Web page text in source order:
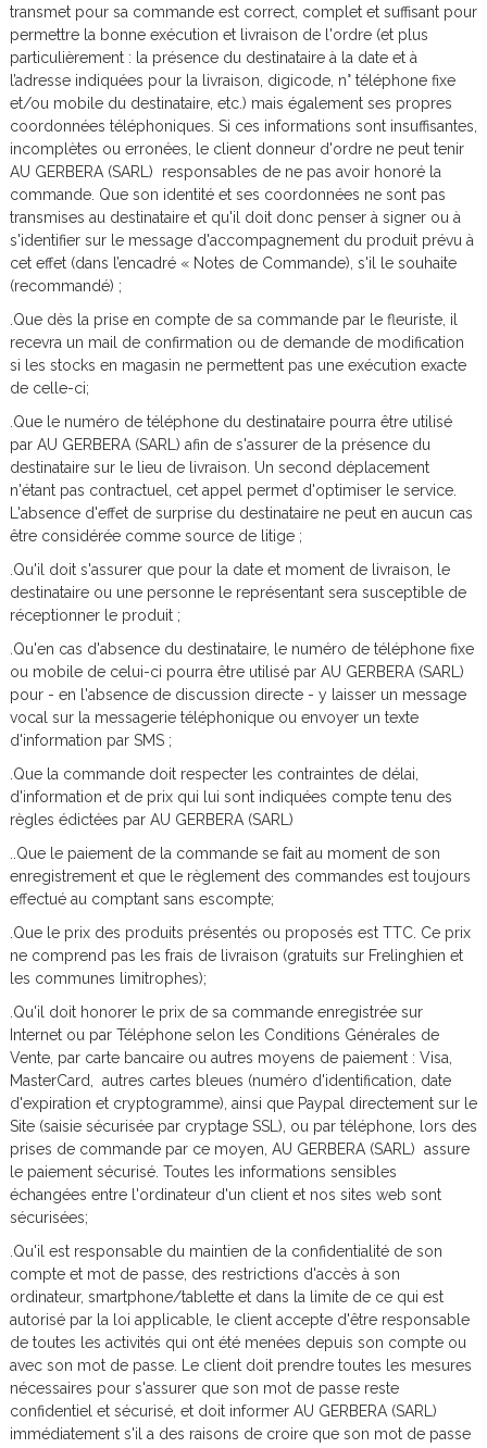
transmet pour sa commande est correct, complet et suffisant pour
permettre la bonne exécution et livraison de l'ordre (et plus
particulièrement : la présence du destinataire à la date et à
l’adresse indiquées pour la livraison, digicode, n° téléphone fixe
et/ou mobile du destinataire, etc.) mais également ses propres
coordonnées téléphoniques. Si ces informations sont insuffisantes,
incomplètes ou erronées, le client donneur d'ordre ne peut tenir
AU GERBERA (SARL) responsables de ne pas avoir honoré la
commande. Que son identité et ses coordonnées ne sont pas
transmises au destinataire et qu'il doit donc penser à signer ou à
s'identifier sur le message d'accompagnement du produit prévu à
cet effet (dans l’encadré « Notes de Commande), s'il le souhaite
(recommandé) ;
.Que dès la prise en compte de sa commande par le fleuriste, il
recevra un mail de confirmation ou de demande de modification
si les stocks en magasin ne permettent pas une exécution exacte
de celle-ci;
.Que le numéro de téléphone du destinataire pourra être utilisé
par AU GERBERA (SARL) afin de s'assurer de la présence du
destinataire sur le lieu de livraison. Un second déplacement
n'étant pas contractuel, cet appel permet d'optimiser le service.
L'absence d'effet de surprise du destinataire ne peut en aucun cas
être considérée comme source de litige ;
.Qu'il doit s'assurer que pour la date et moment de livraison, le
destinataire ou une personne le représentant sera susceptible de
réceptionner le produit ;
.Qu'en cas d'absence du destinataire, le numéro de téléphone fixe
ou mobile de celui-ci pourra être utilisé par AU GERBERA (SARL)
pour - en l'absence de discussion directe - y laisser un message
vocal sur la messagerie téléphonique ou envoyer un texte
d'information par SMS ;
.Que la commande doit respecter les contraintes de délai,
d'information et de prix qui lui sont indiquées compte tenu des
règles édictées par AU GERBERA (SARL)
..Que le paiement de la commande se fait au moment de son
enregistrement et que le règlement des commandes est toujours
effectué au comptant sans escompte;
.Que le prix des produits présentés ou proposés est TTC. Ce prix
ne comprend pas les frais de livraison (gratuits sur Frelinghien et
les communes limitrophes);
.Qu'il doit honorer le prix de sa commande enregistrée sur
Internet ou par Téléphone selon les Conditions Générales de
Vente, par carte bancaire ou autres moyens de paiement : Visa,
MasterCard, autres cartes bleues (numéro d'identification, date
d'expiration et cryptogramme), ainsi que Paypal directement sur le
Site (saisie sécurisée par cryptage SSL), ou par téléphone, lors des
prises de commande par ce moyen, AU GERBERA (SARL) assure
le paiement sécurisé. Toutes les informations sensibles
échangées entre l'ordinateur d'un client et nos sites web sont
sécurisées;
.Qu'il est responsable du maintien de la confidentialité de son
compte et mot de passe, des restrictions d'accès à son
ordinateur, smartphone/tablette et dans la limite de ce qui est
autorisé par la loi applicable, le client accepte d'être responsable
de toutes les activités qui ont été menées depuis son compte ou
avec son mot de passe. Le client doit prendre toutes les mesures
nécessaires pour s'assurer que son mot de passe reste
confidentiel et sécurisé, et doit informer AU GERBERA (SARL)
immédiatement s'il a des raisons de croire que son mot de passe